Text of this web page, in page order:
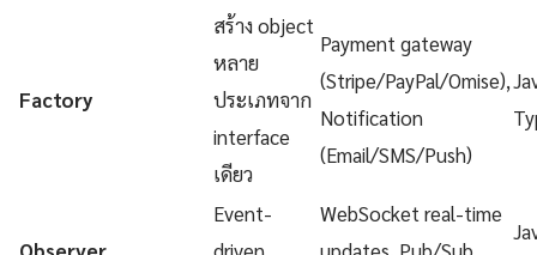
Factory
สร้าง object
หลาย
ประเภทจาก
interface
เดียว
Payment gateway
(Stripe/PayPal/Omise),
Notification
(Email/SMS/Push)
Event-
WebSocket real-time